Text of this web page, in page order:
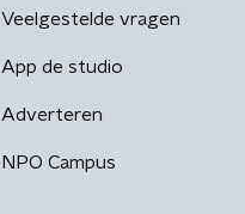
Veelgestelde vragen
App de studio
Adverteren
NPO Campus